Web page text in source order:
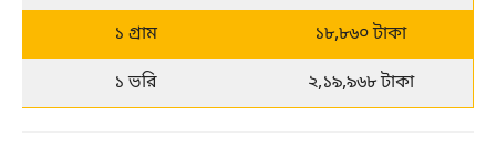
১ গ্রাম
১৮,৮৬০ টাকা
১ ভরি
২,১৯,৯৬৮ টাকা